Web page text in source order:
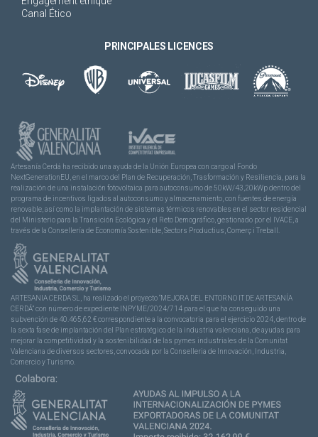
Canal Ético
PRINCIPALES LICENCES
Artesanía Cerdá ha recibido una ayuda de la Unión Europea con cargo al Fondo
NextGenerationEU, en el marco del Plan de Recuperación, Trasformación y Resiliencia, para la
realización de una instalación fotovoltaica para autoconsumo de 50kW/43,20kWp dentro del
programa de incentivos ligados al autoconsumo y almacenamiento, con fuentes de energía
renovable, así como la implantación de sistemas térmicos renovables en el sector residencial
del Ministerio para la Transición Ecológica y el Reto Demográfico, gestionado por el IVACE, a
través de la Consellería de Economía Sostenible, Sectors Productius, Comerç i Treball.
ARTESANIA CERDA SL, ha realizado el proyecto “MEJORA DEL ENTORNO IT DE ARTESANÍA
CERDÁ” con número de expediente INPYME/2024/714 para el que ha conseguido una
subvención de 40.465,62 € correspondiente a la convocatoria para el ejercicio 2024, dentro de
la sexta fase de implantación del Plan estratégico de la industria valenciana, de ayudas para
mejorar la competitividad y la sostenibilidad de las pymes industriales de la Comunitat
Valenciana de diversos sectores, convocada por la Conselleria de Innovación, Industria,
Comercio y Turismo.